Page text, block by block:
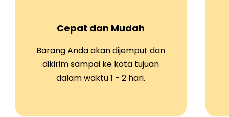
Cepat dan Mudah
Barang Anda akan dijemput dan
dikirim sampai ke kota tujuan
dalam waktu 1 - 2 hari.